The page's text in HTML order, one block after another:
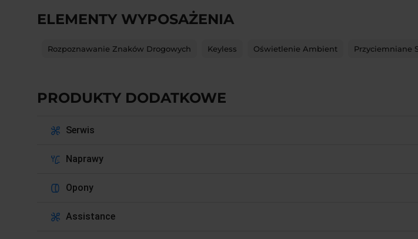
ELEMENTY WYPOSAŻENIA
Rozpoznawanie Znaków Drogowych Keyless Oświetlenie Ambient Przyciemniane
PRODUKTY DODATKOWE
Serwis
Naprawy
Opony
Assistance